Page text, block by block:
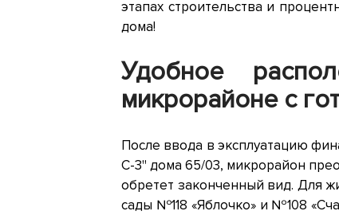
этапах строительства и
дома!
Удобное
микрорайоне с
После ввода в эксплуатацию
С-3" дома 65/03, микрорайон
обретет законченный вид. Для
сады №118 «Яблочко» и №108